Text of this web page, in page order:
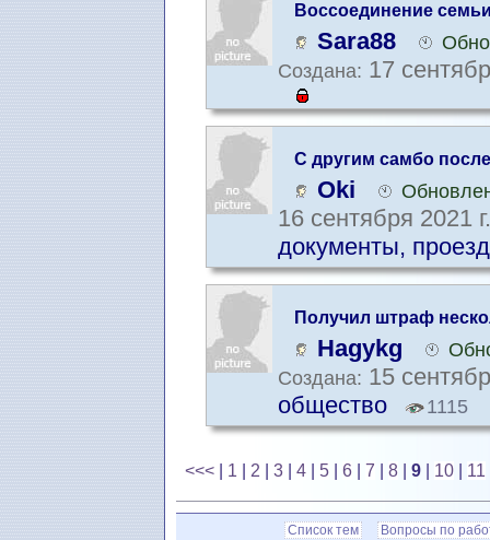
Воссоединение
Sara88
Создана: 17
С другим самбо
с документами
Oki
16 сентября 2021
документы,
Получил штраф
делать.
Hagykg
Создана: 15
общество
1115
<<< 1 2 3 4 5 6 7 8 9 10 11
Список тем Вопросы по